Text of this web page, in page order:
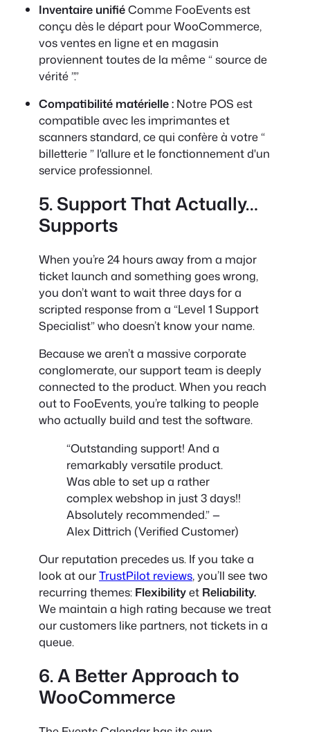
Inventaire unifiéComme FooEvents est
conçu dès le départ pour WooCommerce,
vos ventes en ligne et en magasin
proviennent toutes de la même “ source de
vérité ”.”
Compatibilité matérielle : Notre POS est
compatible avec les imprimantes et
scanners standard, ce qui confère à votre “
billetterie ” l'allure et le fonctionnement d'un
service professionnel.
5. Support That Actually…
Supports
When you’re 24 hours away from a major
ticket launch and something goes wrong,
you don’t want to wait three days for a
scripted response from a “Level 1 Support
Specialist” who doesn’t know your name.
Because we aren’t a massive corporate
conglomerate, our support team is deeply
connected to the product. When you reach
out to FooEvents, you’re talking to people
who actually build and test the software.
“Outstanding support! And a
remarkably versatile product.
Was able to set up a rather
complex webshop in just 3 days!!
Absolutely recommended.” —
Alex Dittrich (Verified Customer)
Our reputation precedes us. If you take a
look at ourTrustPilot reviews, you’ll see two
recurring themes: Flexibilityet Reliability.
We maintain a high rating because we treat
our customers like partners, not tickets in a
queue.
6. A Better Approach to
WooCommerce